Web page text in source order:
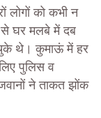
लोगों को कभी न
से घर मलबे में दब
थे। कुमाऊं में हर
पुलिस व
ने ताकत झोंक